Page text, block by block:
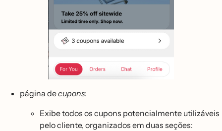
página decupons:
Exibe todos os cupons potencialmente utilizáveis
pelo cliente, organizados em duas seções: